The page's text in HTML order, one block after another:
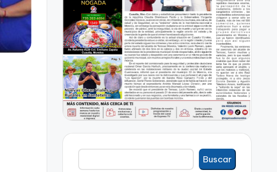
Buscar
Buscar